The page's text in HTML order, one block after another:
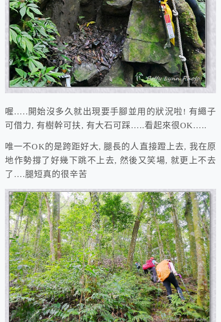
喔…..開始沒多久就出現要手腳並用的狀況啦! 有繩子
可借力, 有樹幹可扶, 有大石可踩…..看起來很OK…..
唯一不OK的是跨距好大, 腿長的人直接蹬上去, 我在原
地作勢撐了好幾下跳不上去, 然後又笑場, 就更上不去
了….腿短真的很辛苦